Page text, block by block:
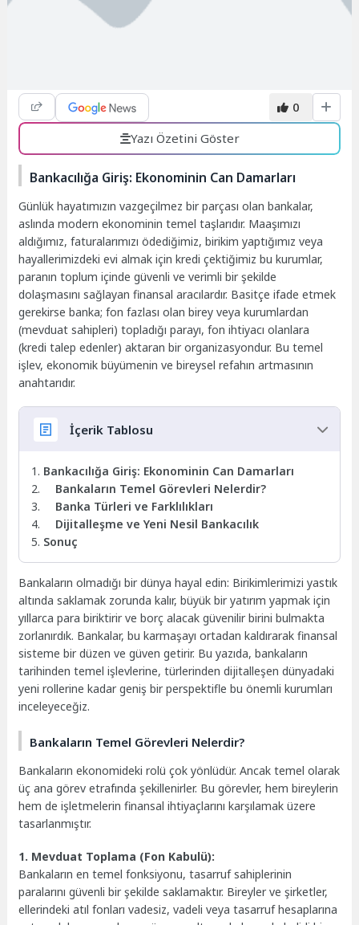
0
Yazı Özetini Göster
Bankacılığa Giriş: Ekonominin Can Damarları
Günlük hayatımızın vazgeçilmez bir parçası olan bankalar,
aslında modern ekonominin temel taşlarıdır. Maaşımızı
aldığımız, faturalarımızı ödediğimiz, birikim yaptığımız veya
hayallerimizdeki evi almak için kredi çektiğimiz bu kurumlar,
paranın toplum içinde güvenli ve verimli bir şekilde
dolaşmasını sağlayan finansal aracılardır. Basitçe ifade etmek
gerekirse banka; fon fazlası olan birey veya kurumlardan
(mevduat sahipleri) topladığı parayı, fon ihtiyacı olanlara
(kredi talep edenler) aktaran bir organizasyondur. Bu temel
işlev, ekonomik büyümenin ve bireysel refahın artmasının
anahtarıdır.
İçerik Tablosu
Bankacılığa Giriş: Ekonominin Can Damarları
Bankaların Temel Görevleri Nelerdir?
Banka Türleri ve Farklılıkları
Dijitalleşme ve Yeni Nesil Bankacılık
Sonuç
Bankaların olmadığı bir dünya hayal edin: Birikimlerimizi yastık
altında saklamak zorunda kalır, büyük bir yatırım yapmak için
yıllarca para biriktirir ve borç alacak güvenilir birini bulmakta
zorlanırdık. Bankalar, bu karmaşayı ortadan kaldırarak finansal
sisteme bir düzen ve güven getirir. Bu yazıda, bankaların
tarihinden temel işlevlerine, türlerinden dijitalleşen dünyadaki
yeni rollerine kadar geniş bir perspektifle bu önemli kurumları
inceleyeceğiz.
Bankaların Temel Görevleri Nelerdir?
Bankaların ekonomideki rolü çok yönlüdür. Ancak temel olarak
üç ana görev etrafında şekillenirler. Bu görevler, hem bireylerin
hem de işletmelerin finansal ihtiyaçlarını karşılamak üzere
tasarlanmıştır.
1. Mevduat Toplama (Fon Kabulü):
Bankaların en temel fonksiyonu, tasarruf sahiplerinin
paralarını güvenli bir şekilde saklamaktır. Bireyler ve şirketler,
ellerindeki atıl fonları vadesiz, vadeli veya tasarruf hesaplarına